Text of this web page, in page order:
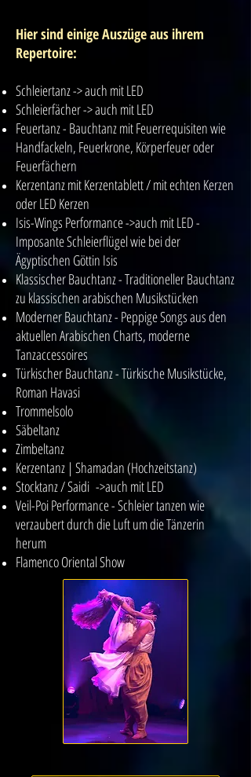
Hier sind einige Auszüge aus ihrem
Repertoire:
Schleiertanz -> auch mit LED
Schleierfächer -> auch mit LED
Feuertanz - Bauchtanz mit Feuerrequisiten wie
Handfackeln, Feuerkrone, Körperfeuer oder
Feuerfächern
Kerzentanz mit Kerzentablett / mit echten Kerzen
oder LED Kerzen
Isis-Wings Performance ->auch mit LED -
Imposante Schleierflügel wie bei der
Ägyptischen Göttin Isis
Klassischer Bauchtanz - Traditioneller Bauchtanz
zu klassischen arabischen Musikstücken
Moderner Bauchtanz - Peppige Songs aus den
aktuellen Arabischen Charts, moderne
Tanzaccessoires
Türkischer Bauchtanz - Türkische Musikstücke,
Roman Havasi
Trommelsolo
Säbeltanz
Zimbeltanz
Kerzentanz | Shamadan (Hochzeitstanz)
Stocktanz / Saidi ->auch mit LED
Veil-Poi Performance - Schleier tanzen wie
verzaubert durch die Luft um die Tänzerin
herum
Flamenco Oriental Show